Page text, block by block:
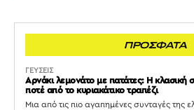
ΠΡΟΣΦΑΤΑ
ΓΕΥΣΕΙΣ
Αρνάκι λεμονάτο με πατάτες: Η κλασική
ποτέ από το κυριακάτικο τραπέζι
Μια από τις πιο αγαπημένες συνταγές της